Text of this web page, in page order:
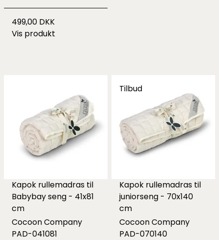
499,00 DKK
Vis produkt
Kapok rullemadras til
Babybay seng - 41x81
cm
Cocoon Company
PAD-041081
Tilbud
Kapok rullemadras til
juniorseng - 70x140
cm
Cocoon Company
PAD-070140